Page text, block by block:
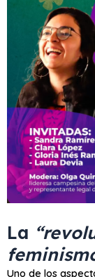
La
Uno de los